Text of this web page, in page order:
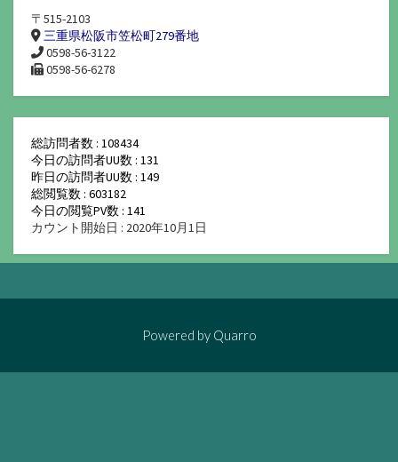
〒515-2103
三重県松阪市笠松町279番地
0598-56-3122
0598-56-6278
総訪問者数 : 108434
今日の訪問者UU数 : 131
昨日の訪問者UU数 : 149
総閲覧数 : 603182
今日の閲覧PV数 : 141
カウント開始日 : 2020年10月1日
Powered by Quarro